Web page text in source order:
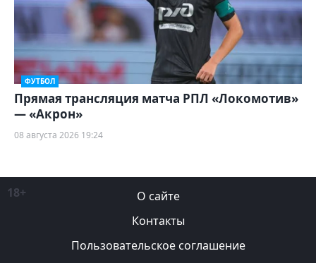
ФУТБОЛ
Прямая трансляция матча РПЛ «Локомотив»
— «Акрон»
08 августа 2026 19:24
18+
О сайте
Контакты
Пользовательское соглашение